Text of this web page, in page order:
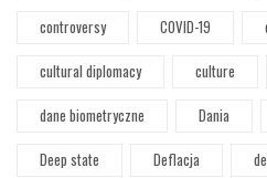
controversy
COVID-19
cultural diplomacy
culture
dane biometryczne
Dania
Deep state
Deflacja